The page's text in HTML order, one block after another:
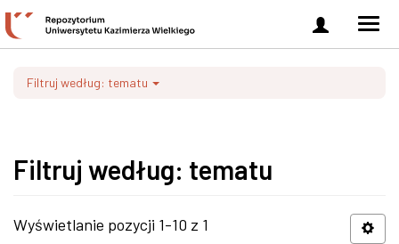
Zaloguj
się
Filtruj według: tematu
Filtruj według: tematu
Wyświetlanie pozycji 1-10 z 1